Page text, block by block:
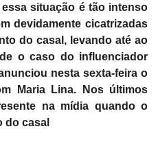
situação é tão intenso
devidamente cicatrizadas
do casal, levando até ao
o caso do influenciador
nesta sexta-feira o
Maria Lina. Nos últimos
na mídia quando o
do casal